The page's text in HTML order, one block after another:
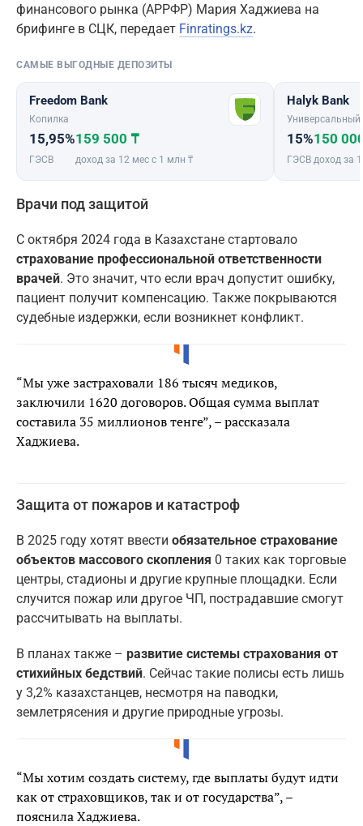
финансового рынка (АРРФР) Мария Хаджиева на
брифинге в СЦК, передает Finratings.kz.
САМЫЕ ВЫГОДНЫЕ ДЕПОЗИТЫ
Freedom Bank
Копилка
15,95%
ГЭСВ
159 500 ₸
доход за 12 мес с 1 млн ₸
Halyk Bank
Универсальный
15%
ГЭСВ
150
доход за
Врачи под защитой
С октября 2024 года в Казахстане стартовало
страхование профессиональной ответственности
врачей. Это значит, что если врач допустит ошибку,
пациент получит компенсацию. Также покрываются
судебные издержки, если возникнет конфликт.
“Мы уже застраховали 186 тысяч медиков,
заключили 1620 договоров. Общая сумма выплат
составила 35 миллионов тенге”, – рассказала
Хаджиева.
Защита от пожаров и катастроф
В 2025 году хотят ввести обязательное страхование
объектов массового скопления 0 таких как торговые
центры, стадионы и другие крупные площадки. Если
случится пожар или другое ЧП, пострадавшие смогут
рассчитывать на выплаты.
В планах также – развитие системы страхования от
стихийных бедствий. Сейчас такие полисы есть лишь
у 3,2% казахстанцев, несмотря на паводки,
землетрясения и другие природные угрозы.
“Мы хотим создать систему, где выплаты будут идти
как от страховщиков, так и от государства”, –
пояснила Хаджиева.